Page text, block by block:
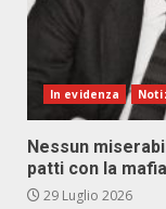
In evidenza
Nessun
patti con la
29 Luglio 2026